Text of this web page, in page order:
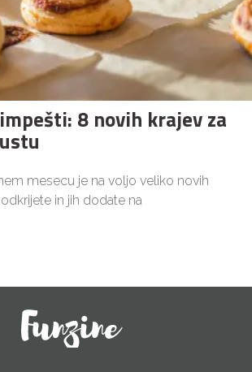
8 novih krajev za
mesecu je na voljo veliko novih
in jih dodate na